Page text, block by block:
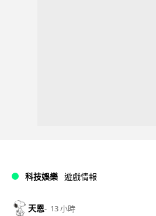
科技娛樂 遊戲情報
天恩 13 小時